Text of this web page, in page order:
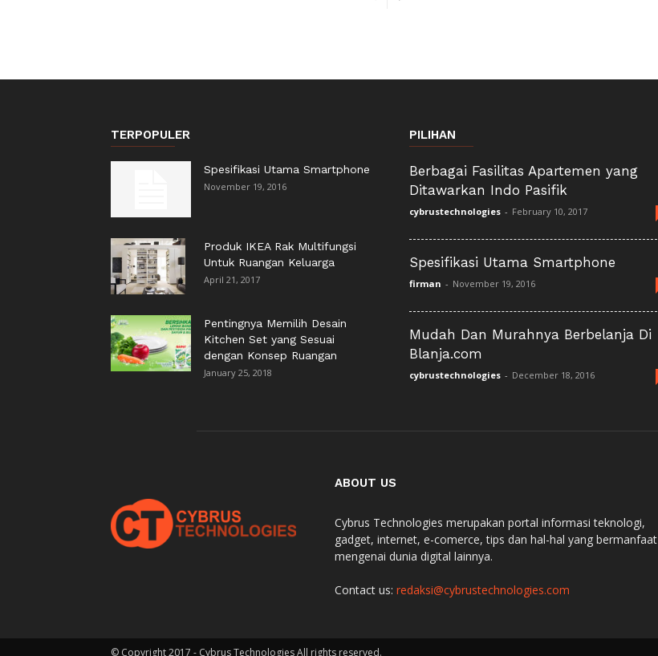
TERPOPULER
Spesifikasi Utama Smartphone
November 19, 2016
Produk IKEA Rak Multifungsi
Untuk Ruangan Keluarga
April 21, 2017
Pentingnya Memilih Desain
Kitchen Set yang Sesuai
dengan Konsep Ruangan
January 25, 2018
PILIHAN
Berbagai Fasilitas Apartemen yang
Ditawarkan Indo Pasifik
cybrustechnologies - February 10, 2017
Spesifikasi Utama Smartphone
firman - November 19, 2016
Mudah Dan Murahnya Berbelanja Di
Blanja.com
cybrustechnologies - December 18, 2016
ABOUT US
Cybrus Technologies merupakan portal informasi teknologi,
gadget, internet, e-comerce, tips dan hal-hal yang bermanfaat
mengenai dunia digital lainnya.
Contact us: redaksi@cybrustechnologies.com
© Copyright 2017 - Cybrus Technologies All rights reserved.